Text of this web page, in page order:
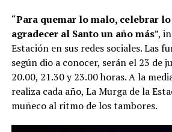
“Para quemar lo malo, celebrar
agradecer al Santo un año más”,
Estación en sus redes sociales. Las
según dio a conocer, serán el 23 de
20.00, 21.30 y 23.00 horas. A la
realiza cada año, La Murga de la
muñeco al ritmo de los tambores.